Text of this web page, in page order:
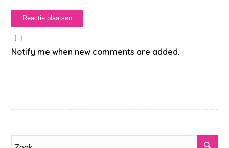
Notify me when new comments are added.